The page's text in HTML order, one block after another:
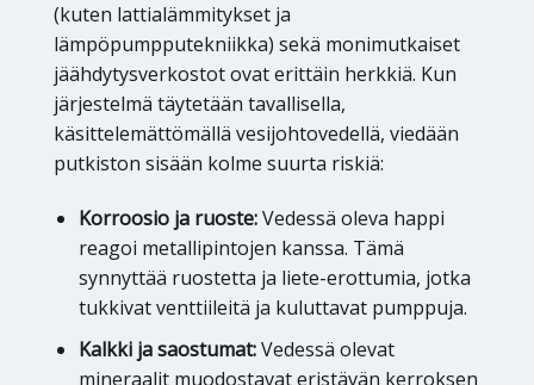
(kuten lattialämmitykset ja
lämpöpumpputekniikka) sekä monimutkaiset
jäähdytysverkostot ovat erittäin herkkiä. Kun
järjestelmä täytetään tavallisella,
käsittelemättömällä vesijohtovedellä, viedään
putkiston sisään kolme suurta riskiä:
Korroosio ja ruoste:Vedessä oleva happi
reagoi metallipintojen kanssa. Tämä
synnyttää ruostetta ja liete-erottumia, jotka
tukkivat venttiileitä ja kuluttavat pumppuja.
Kalkki ja saostumat:Vedessä olevat
mineraalit muodostavat eristävän kerroksen